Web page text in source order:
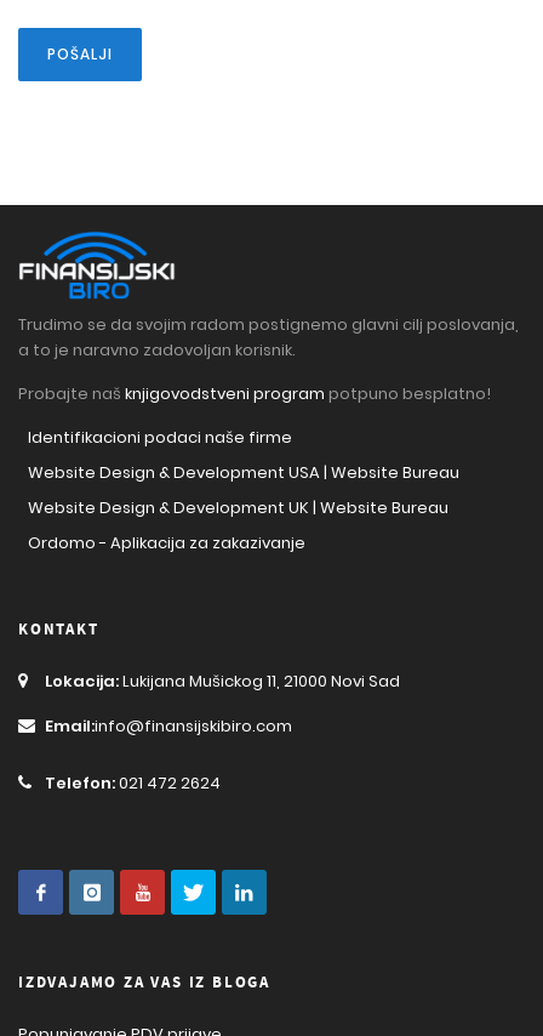
Trudimo se da svojim radom postignemo glavni cilj poslovanja,
a to je naravno zadovoljan korisnik.
Probajte naš knjigovodstveni program potpuno besplatno!
Identifikacioni podaci naše firme
Website Design & Development USA | Website Bureau
Website Design & Development UK | Website Bureau
Ordomo - Aplikacija za zakazivanje
KONTAKT
Lokacija:Lukijana Mušickog 11, 21000 Novi Sad
Email:info@finansijskibiro.com
Telefon:021 472 2624
IZDVAJAMO ZA VAS IZ BLOGA